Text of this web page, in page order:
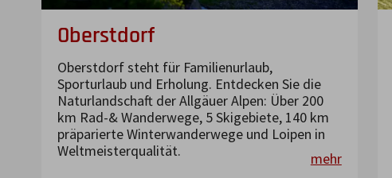
Oberstdorf
Oberstdorf steht für Familienurlaub,
Sporturlaub und Erholung. Entdecken Sie die
Naturlandschaft der Allgäuer Alpen: Über 200
km Rad-& Wanderwege, 5 Skigebiete, 140 km
präparierte Winterwanderwege und Loipen in
Weltmeisterqualität.
mehr